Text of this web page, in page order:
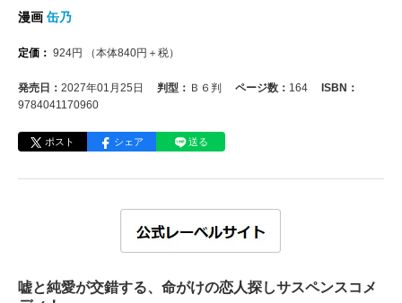
漫画 缶乃
定価： 924円 （本体840円＋税）
発売日： 2027年01月25日 判型： Ｂ６判 ページ数： 164
ISBN：
9784041170960
ポスト シェア 送る
嘘と純愛が交錯する、命がけの恋人探しサスペンスコメ